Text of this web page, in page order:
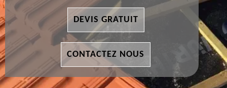
DEVIS GRATUIT
CONTACTEZ NOUS